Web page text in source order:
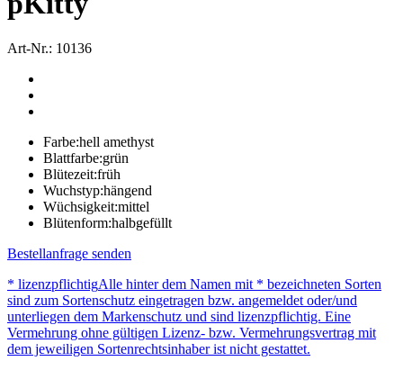
Art-Nr.: 10136
Farbe:hell amethyst
Blattfarbe:grün
Blütezeit:früh
Wuchstyp:hängend
Wüchsigkeit:mittel
Blütenform:halbgefüllt
Bestellanfrage senden
* lizenzpflichtigAlle hinter dem Namen mit * bezeichneten Sorten
sind zum Sortenschutz eingetragen bzw. angemeldet oder/und
unterliegen dem Markenschutz und sind lizenzpflichtig. Eine
Vermehrung ohne gültigen Lizenz- bzw. Vermehrungsvertrag mit
dem jeweiligen Sortenrechtsinhaber ist nicht gestattet.